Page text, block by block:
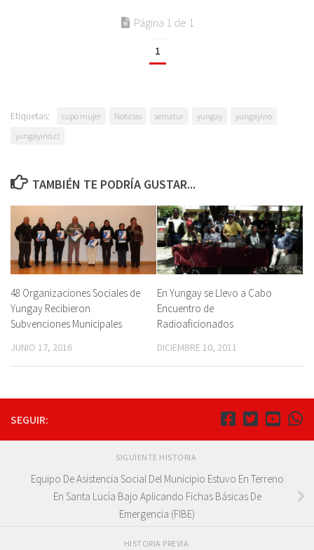
Página 1 de 1
1
Etiquetas: cupo mujer Noticias sernatur yungay
yungayino
yungayino.cl
TAMBIÉN TE PODRÍA GUSTAR...
48 Organizaciones Sociales de
Yungay Recibieron
Subvenciones Municipales
JUNIO 17, 2016
En Yungay se Llevo a Cabo
Encuentro de
Radioaficionados
DICIEMBRE 10, 2011
SEGUIR:
SIGUIENTE HISTORIA
Equipo De Asistencia Social Del Municipio Estuvo En Terreno
En Santa Lucía Bajo Aplicando Fichas Básicas De
Emergencia (FIBE)
HISTORIA PREVIA